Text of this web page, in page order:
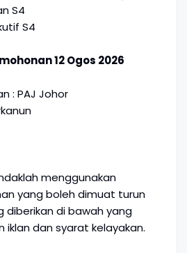
S4
S4
12 Ogos 2026
: PAJ Johor
menggunakan
yang boleh dimuat turun
diberikan di bawah yang
iklan dan syarat kelayakan.